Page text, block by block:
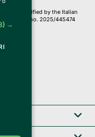
certified by the Italian
protocol no. 2025/445474
→